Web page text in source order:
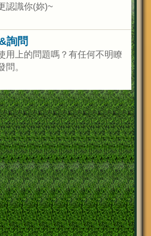
認識你(妳)~
詢問
用上的問題嗎？有任何不明瞭
問。